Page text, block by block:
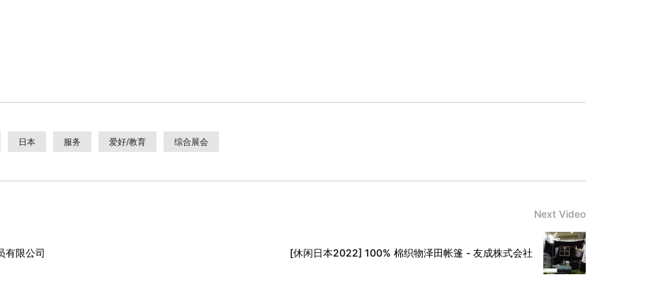
日本 服务 爱好/教育 综合展会
有限公司
Next Video
[休闲日本2022] 100% 棉织物泽田帐篷 - 友成株式会社